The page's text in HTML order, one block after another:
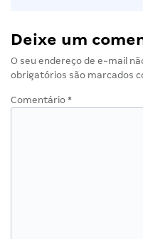
Deixe um
O seu endereço de e-mail
obrigatórios são marcados
Comentário *